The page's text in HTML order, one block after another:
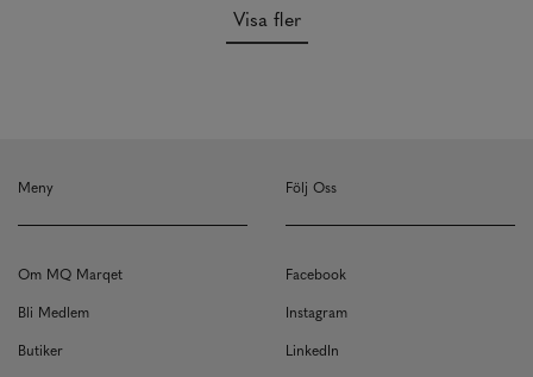
Visa fler
Meny
Om MQ Marqet
Bli Medlem
Butiker
Följ Oss
Facebook
Instagram
LinkedIn